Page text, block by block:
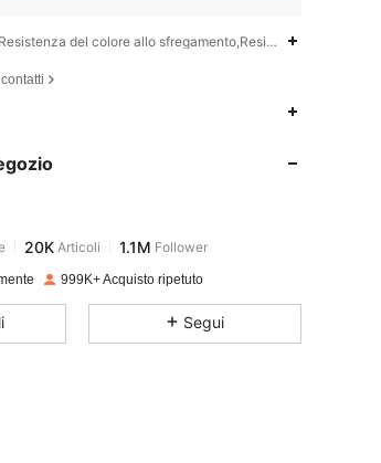
del colore allo sfregamento,Resistenza del colore
20K
1 giorno fa
999K+ Acquisto ripetuto
Segui